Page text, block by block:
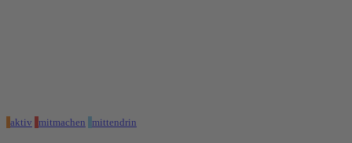
aktiv mitmachen mittendrin